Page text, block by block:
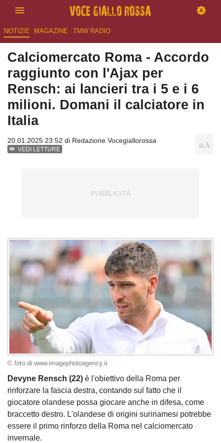
NOTIZIE MAGAZINE TMW RADIO
Calciomercato Roma - Accordo
raggiunto con l'Ajax per
Rensch: ai lancieri tra i 5 e i 6
milioni. Domani il calciatore in
Italia
20.01.2025 23:52 di Redazione Vocegiallorossa
VEDI LETTURE
© foto di www.imagephotoagency.it
Devyne Rensch (22) è l'obiettivo della Roma per
rinforzare la fascia destra, contando sul fatto che il
giocatore olandese possa giocare anche in difesa, come
braccetto destro. L'olandese di origini surinamesi potrebbe
essere il primo rinforzo della Roma nel calciomercato
invernale.